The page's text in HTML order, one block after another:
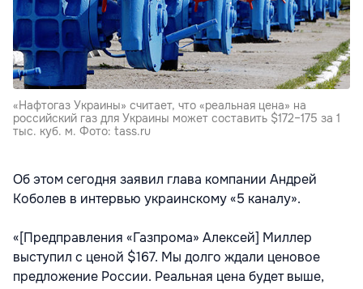
«Нафтогаз Украины» считает, что «реальная цена» на
российский газ для Украины может составить $172–175 за 1
тыс. куб. м. Фото: tass.ru
Об этом сегодня заявил глава компании Андрей
Коболев в интервью украинскому «5 каналу».
«[Предправления «Газпрома» Алексей] Миллер
выступил с ценой $167. Мы долго ждали ценовое
предложение России. Реальная цена будет выше,